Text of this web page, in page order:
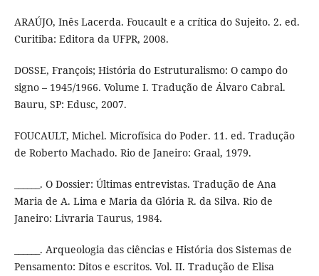
ARAÚJO, Inês Lacerda. Foucault e a crítica do Sujeito. 2. ed.
Curitiba: Editora da UFPR, 2008.
DOSSE, François; História do Estruturalismo: O campo do
signo – 1945/1966. Volume I. Tradução de Álvaro Cabral.
Bauru, SP: Edusc, 2007.
FOUCAULT, Michel. Microfísica do Poder. 11. ed. Tradução
de Roberto Machado. Rio de Janeiro: Graal, 1979.
______. O Dossier: Últimas entrevistas. Tradução de Ana
Maria de A. Lima e Maria da Glória R. da Silva. Rio de
Janeiro: Livraria Taurus, 1984.
______. Arqueologia das ciências e História dos Sistemas de
Pensamento: Ditos e escritos. Vol. II. Tradução de Elisa